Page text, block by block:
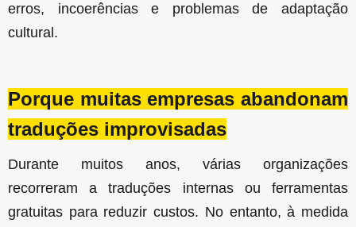
erros, incoerências e problemas de adaptação
cultural.
Porque muitas empresas abandonam
traduções improvisadas
Durante muitos anos, várias organizações
recorreram a traduções internas ou ferramentas
gratuitas para reduzir custos. No entanto, à medida